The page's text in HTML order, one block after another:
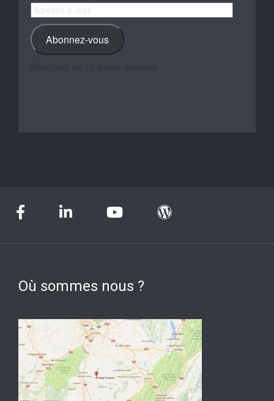
Adresse
e-
mail
Abonnez-vous
Où sommes nous ?